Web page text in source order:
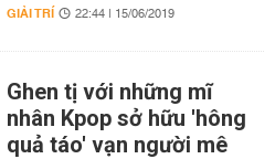
GIẢI TRÍ 22:44 | 15/06/2019
Ghen tị với những mĩ
nhân Kpop sở hữu 'hông
quả táo' vạn người mê